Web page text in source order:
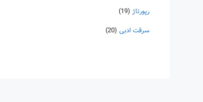
رپورتاژ (19)
سرقت ادبی (20)